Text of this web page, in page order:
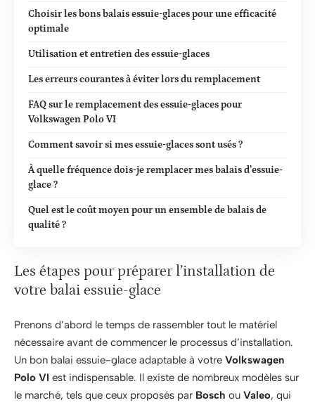
Choisir les bons balais essuie-glaces pour une efficacité
optimale
Utilisation et entretien des essuie-glaces
Les erreurs courantes à éviter lors du remplacement
FAQ sur le remplacement des essuie-glaces pour
Volkswagen Polo VI
Comment savoir si mes essuie-glaces sont usés ?
À quelle fréquence dois-je remplacer mes balais d’essuie-
glace ?
Quel est le coût moyen pour un ensemble de balais de
qualité ?
Les étapes pour préparer l’installation de
votre balai essuie-glace
Prenons d’abord le temps de rassembler tout le matériel
nécessaire avant de commencer le processus d’installation.
Un bon balai essuie-glace adaptable à votre Volkswagen
Polo VI est indispensable. Il existe de nombreux modèles sur
le marché, tels que ceux proposés par Bosch ou Valeo, qui